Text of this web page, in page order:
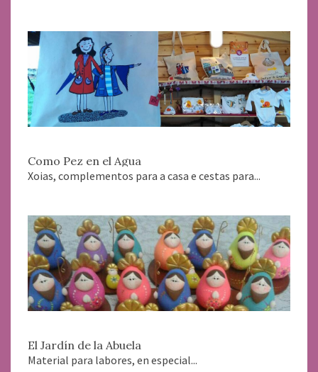
Como Pez en el Agua
Xoias, complementos para a casa e cestas para...
El Jardín de la Abuela
Material para labores, en especial...